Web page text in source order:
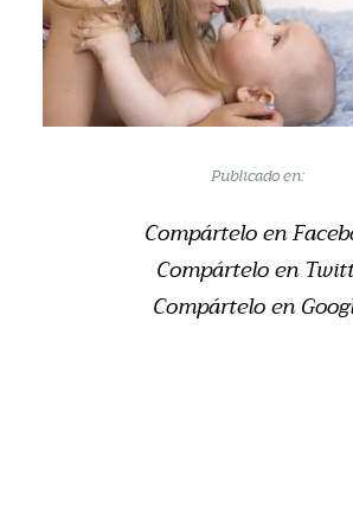
Publicado en:
Compártelo en
Compártelo en
Compártelo en